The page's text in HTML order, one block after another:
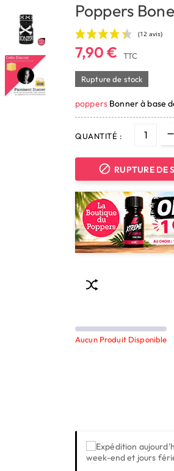
Poppers
7,90 € TTC
Rupture de stock
poppersBonner à base
QUANTITÉ :
 RUPTURE DE
Aucun Produit Disponible
week-end et jours